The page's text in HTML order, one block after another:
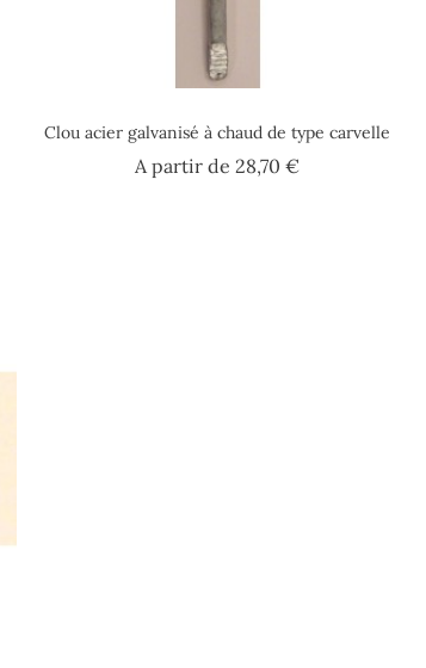
Clou acier galvanisé à chaud de type carvelle
A partir de 28,70 €Prix